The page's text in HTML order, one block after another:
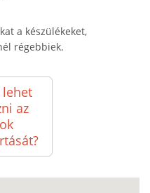
a készülékeket,
régebbiek.
lehet
az